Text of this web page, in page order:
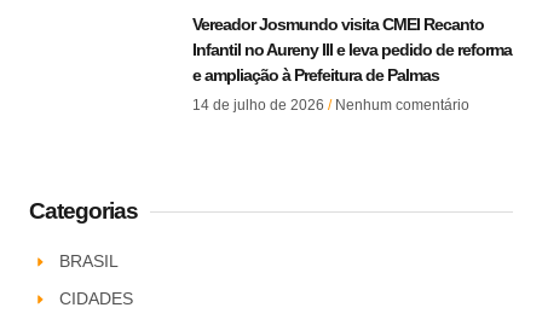
Vereador Josmundo visita CMEI Recanto
Infantil no Aureny III e leva pedido de reforma
e ampliação à Prefeitura de Palmas
14 de julho de 2026 Nenhum comentário
Categorias
BRASIL
CIDADES